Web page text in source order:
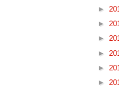
►
►
►
►
►
►